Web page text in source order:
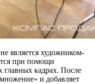
является художником-
при помощи
главных кадрах. После
и добавляет